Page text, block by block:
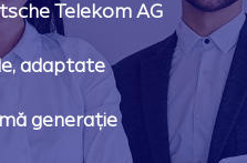
Telekom AG
adaptate
generație